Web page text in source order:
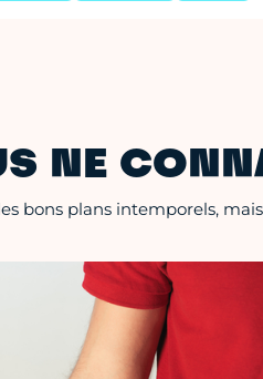
NE
bons plans intemporels,